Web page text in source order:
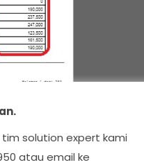
.
solution expert kami
atau email ke